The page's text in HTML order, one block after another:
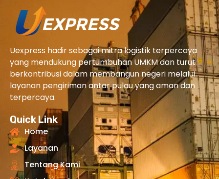
Uexpress hadir sebagai mitra logistik terpercaya
yang mendukung pertumbuhan UMKM dan turut
berkontribusi dalam membangun negeri melalui
layanan pengiriman antar pulau yang aman dan
terpercaya.
Quick Link
Home
Layanan
Tentang Kami